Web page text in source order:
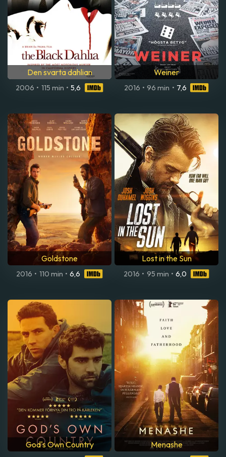
Den svarta dahlian
2006 • 115 min • 5,6
Weiner
2016 • 96 min • 7,6
Goldstone
2016 • 110 min • 6,6
Lost in the Sun
2016 • 95 min • 6,0
God's Own Country Menashe